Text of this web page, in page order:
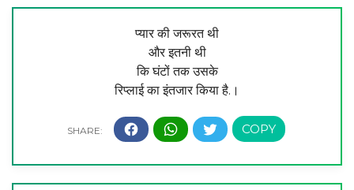
प्यार की जरूरत थी
और इतनी थी
कि घंटों तक उसके
रिप्लाई का इंतजार किया है.।